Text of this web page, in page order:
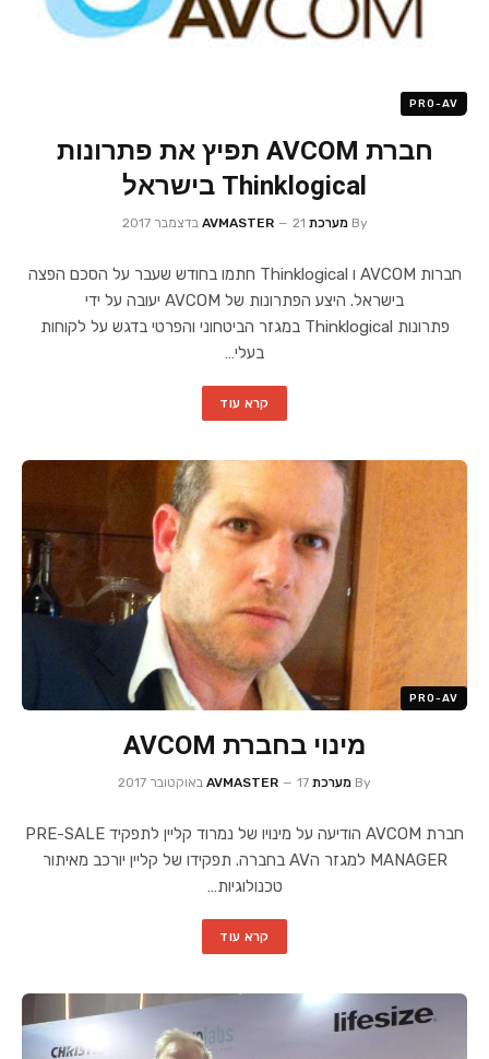
PRO-AV
חברת AVCOM תפיץ את פתרונות
Thinklogical בישראל
By מערכת AVMASTER 21 בדצמבר 2017
חברות AVCOM ו Thinklogical חתמו בחודש שעבר על הסכם הפצה
בישראל. היצע הפתרונות של AVCOM יעובה על ידי
פתרונות Thinklogical במגזר הביטחוני והפרטי בדגש על לקוחות
בעלי…
קרא עוד
PRO-AV
מינוי בחברת AVCOM
By מערכת AVMASTER 17 באוקטובר 2017
חברת AVCOM הודיעה על מינויו של נמרוד קליין לתפקיד PRE-SALE
MANAGER למגזר הAV בחברה. תפקידו של קליין יורכב מאיתור
טכנולוגיות…
קרא עוד